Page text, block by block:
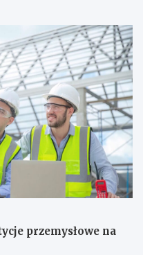
przemysłowe na